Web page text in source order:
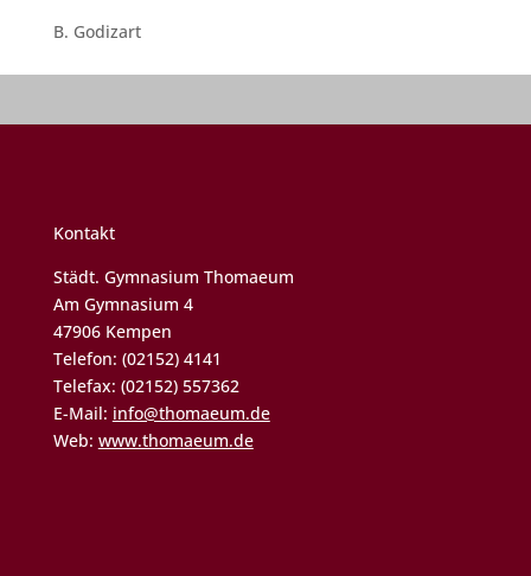
B. Godizart
Kontakt
Städt. Gymnasium Thomaeum
Am Gymnasium 4
47906 Kempen
Telefon: (02152) 4141
Telefax: (02152) 557362
E-Mail: info@thomaeum.de
Web: www.thomaeum.de